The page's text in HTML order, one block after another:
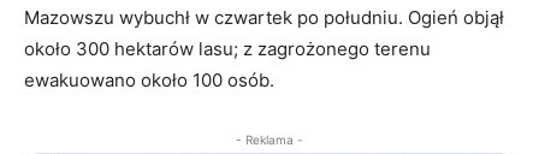
Mazowszu wybuchł w czwartek po południu. Ogień objął
około 300 hektarów lasu; z zagrożonego terenu
ewakuowano około 100 osób.
- Reklama -